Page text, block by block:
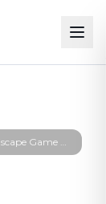
Outdoor Escape Game Griesheim – First Profiler - Griesheim